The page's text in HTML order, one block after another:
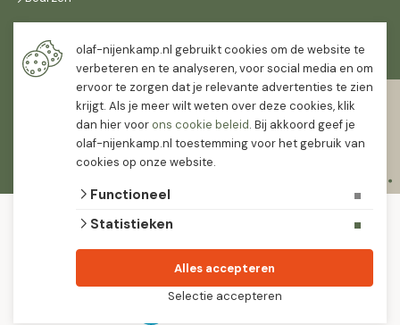
Maandag t/m vrijdag
07:30-
16:30
12:00
algemene voorwaarden
leveranciers die leveren met keurmerk.
olaf-nijenkamp.nl gebruikt cookies om de website te
verbeteren en te analyseren, voor social media en om
ervoor te zorgen dat je relevante advertenties te zien
krijgt. Als je meer wilt weten over deze cookies, klik
dan hier voorons cookie beleid. Bij akkoord geef je
olaf-nijenkamp.nl toestemming voor het gebruik van
cookies op onze website.
Functioneel
Statistieken
Selectie accepteren
Alles accepteren